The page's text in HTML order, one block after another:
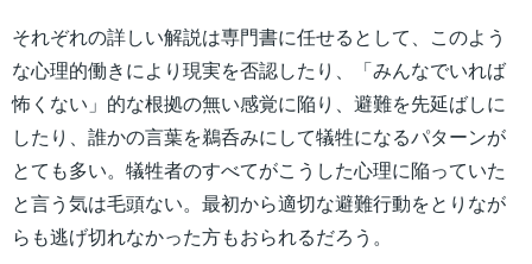
それぞれの詳しい解説は専門書に任せるとして、このよう
な心理的働きにより現実を否認したり、「みんなでいれば
怖くない」的な根拠の無い感覚に陥り、避難を先延ばしに
したり、誰かの言葉を鵜呑みにして犠牲になるパターンが
とても多い。犠牲者のすべてがこうした心理に陥っていた
と言う気は毛頭ない。最初から適切な避難行動をとりなが
らも逃げ切れなかった方もおられるだろう。